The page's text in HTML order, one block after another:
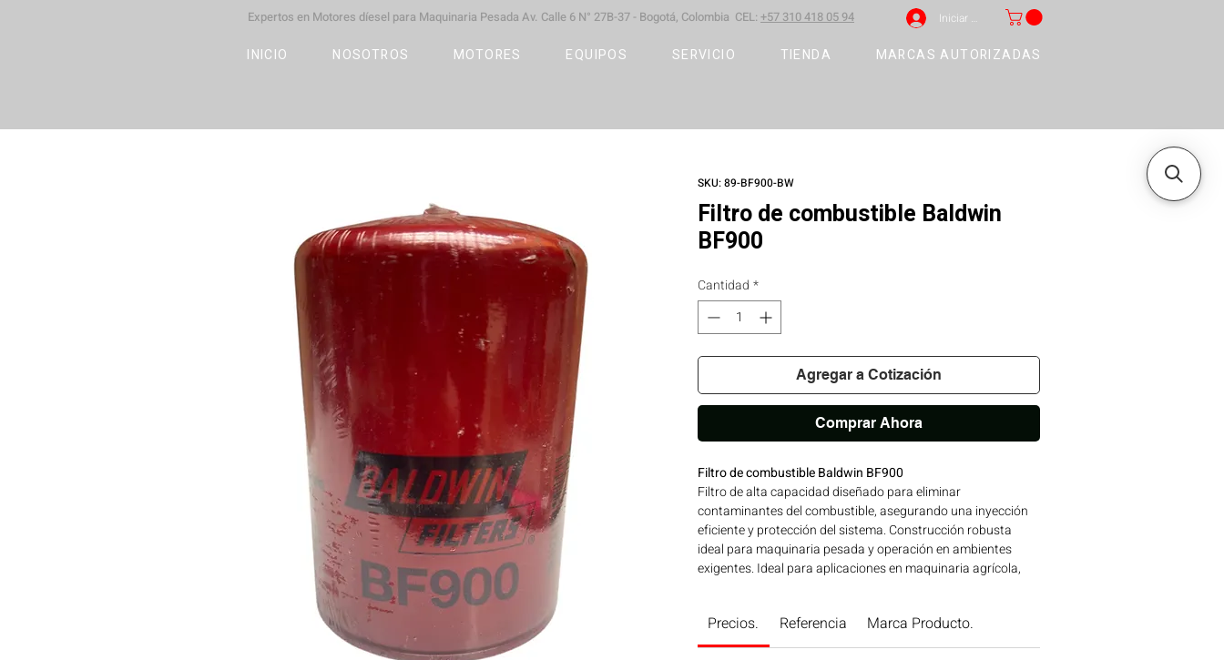
Expertos en Motores díesel para Maquinaria Pesada Av. Calle 6 N° 27B-37 - Bogotá, Colombia CEL: +57 310 418 05 94 Iniciar sesión
INICIO NOSOTROS MOTORES EQUIPOS SERVICIO TIENDA MARCAS AUTORIZADAS
SKU: 89-BF900-BW
Filtro de combustible Baldwin
BF900
Cantidad *
Agregar a Cotización
Comprar Ahora
Filtro de combustible Baldwin BF900
Filtro de alta capacidad diseñado para eliminar
contaminantes del combustible, asegurando una inyección
eficiente y protección del sistema. Construcción robusta
ideal para maquinaria pesada y operación en ambientes
exigentes. Ideal para aplicaciones en maquinaria agrícola,
Precios. Referencia Marca Producto.